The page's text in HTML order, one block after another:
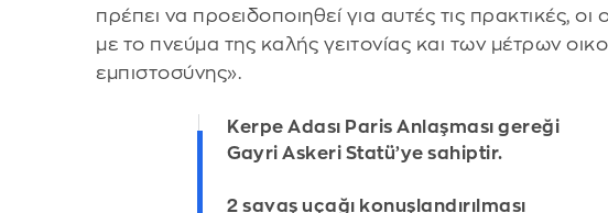
πρέπει να προειδοποιηθεί για αυτές τις πρακτικές, οι
με το πνεύμα της καλής γειτονίας και των μέτρων
εμπιστοσύνης».
Kerpe Adası Paris Anlaşması gereği
Gayri Askeri Statü’ye sahiptir.
2 savaş uçağı konuşlandırılması